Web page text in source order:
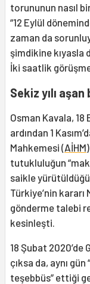
torununun nasıl
“12 Eylül
zaman da
şimdikine kıyasla
İki saatlik
Sekiz yılı
Osman Kavala, 18
ardından 1
Mahkemesi (AİHM
tutukluluğun
saikle
Türkiye’nin kararı
gönderme talebi
kesinleşti.
18 Şubat 2020’de
çıksa da, aynı
teşebbüs” ettiği